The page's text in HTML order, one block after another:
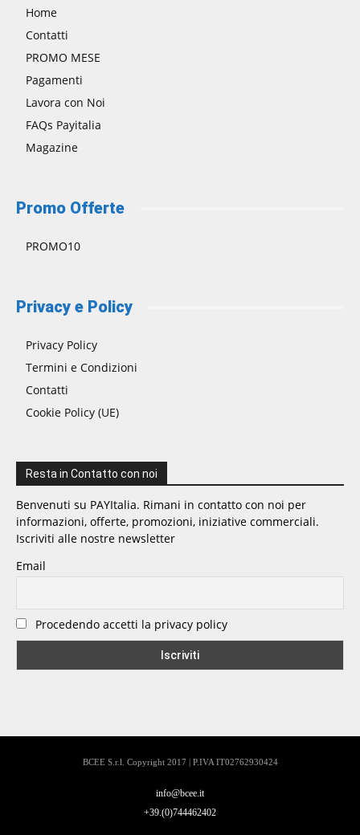
Home
Contatti
PROMO MESE
Pagamenti
Lavora con Noi
FAQs Payitalia
Magazine
Promo Offerte
PROMO10
Privacy e Policy
Privacy Policy
Termini e Condizioni
Contatti
Cookie Policy (UE)
Resta in Contatto con noi
Benvenuti su PAYItalia. Rimani in contatto con noi per
informazioni, offerte, promozioni, iniziative commerciali.
Iscriviti alle nostre newsletter
Email
Procedendo accetti la privacy policy
BCEE S.r.l. Copyright 2017 | P.IVA IT02762930424
info@bcee.it
+39.(0)744462402